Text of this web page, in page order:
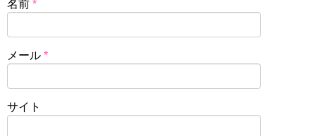
名前 *
メール *
サイト